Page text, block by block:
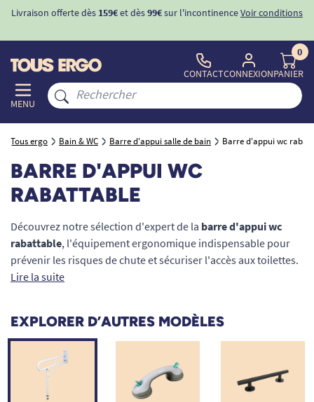
Livraison offerte dès 159€et dès99€sur l'incontinenceVoir conditions
MENU
CONTACTCONNEXION
0
PANIER
Tous ergo Bain & WC Barre d'appui salle de bain Barre d'appui wc
BARRE D'APPUI WC
RABATTABLE
Découvrez notre sélection d'expert de la barre d'appui wc
rabattable, l'équipement ergonomique indispensable pour
prévenir les risques de chute et sécuriser l'accès aux toilettes.
Spécialement conçue pour les seniors et les personnes à
de s'asseoir et de se relever sans le moindre effort articulaire.
Contrairement à une poignée fixe, sa fonction relevable libère
l'espace de votre salle de bain tout en facilitant les transferts
latéraux depuis un fauteuil roulant. Faites le choix d'une
autonomie préservée à domicile grâce à des dispositifs
médicaux robustes et certifiés.
Lire la suite
EXPLORER D’AUTRES MODÈLES